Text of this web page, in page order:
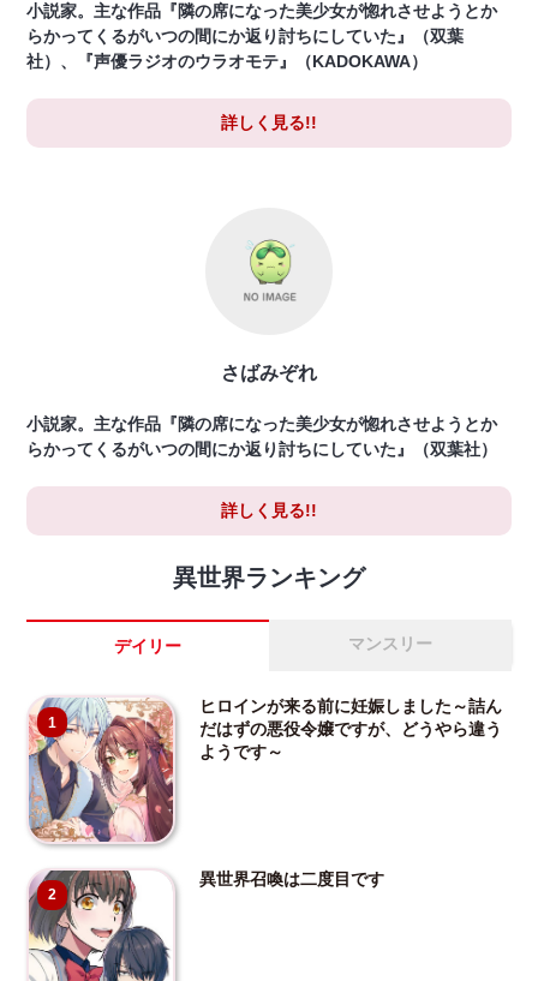
小説家。主な作品『隣の席になった美少女が惚れさせようとか
らかってくるがいつの間にか返り討ちにしていた』（双葉
社）、『声優ラジオのウラオモテ』（KADOKAWA）
詳しく見る!!
さばみぞれ
小説家。主な作品『隣の席になった美少女が惚れさせようとか
らかってくるがいつの間にか返り討ちにしていた』（双葉社）
詳しく見る!!
異世界ランキング
デイリー マンスリー
1
ヒロインが来る前に妊娠しました～詰ん
だはずの悪役令嬢ですが、どうやら違う
ようです～
2
異世界召喚は二度目です